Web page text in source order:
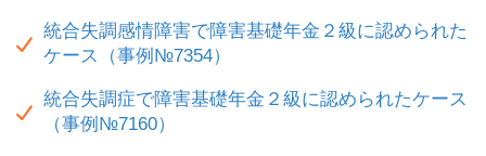
統合失調感情障害で障害基礎年金２級に認められた
ケース（事例№7354）
統合失調症で障害基礎年金２級に認められたケース
（事例№7160）